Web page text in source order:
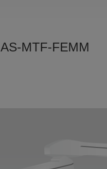
AS-MTF-FEMM